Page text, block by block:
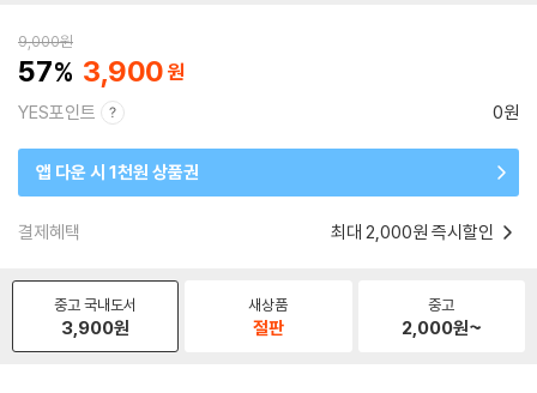
9,000원
57 3,900
YES포인트 0원
앱 다운 시 1천원 상품권
결제혜택 최대 2,000원 즉시할인
중고 국내도서
3,900원
새상품
절판
중고
2,000원~